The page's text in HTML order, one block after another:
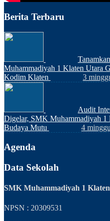
Berita Terbaru
Muhammadiyah 1 Klaten Utara
Kodim Klaten
3
Audit
Digelar, SMK Muhammadiyah 1
Budaya Mutu
4
Agenda
Data Sekolah
SMK Muhammadiyah 1
NPSN : 20309531